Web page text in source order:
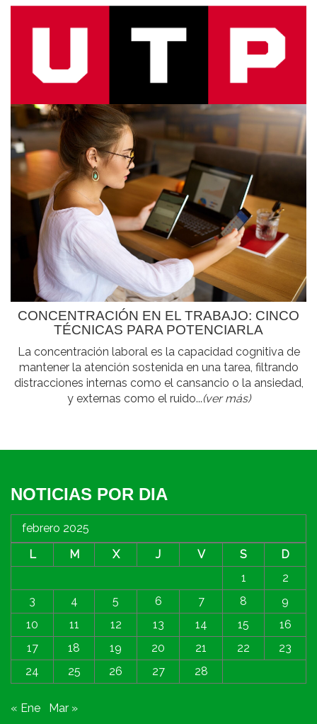
CONCENTRACIÓN EN EL TRABAJO: CINCO
TÉCNICAS PARA POTENCIARLA
La concentración laboral es la capacidad cognitiva de
mantener la atención sostenida en una tarea, filtrando
distracciones internas como el cansancio o la ansiedad,
y externas como el ruido...(ver más)
NOTICIAS POR DIA
febrero 2025
L
M X J V S
D
1
2
3
4 5 6 7 8
9
10
11 12 13 14 15
16
17
18 19 20 21 22
23
24
25 26 27 28
« Ene Mar »